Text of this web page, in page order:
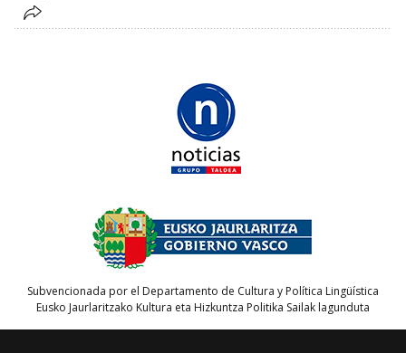
Subvencionada por el Departamento de Cultura y Política Lingüística
Eusko Jaurlaritzako Kultura eta Hizkuntza Politika Sailak lagunduta